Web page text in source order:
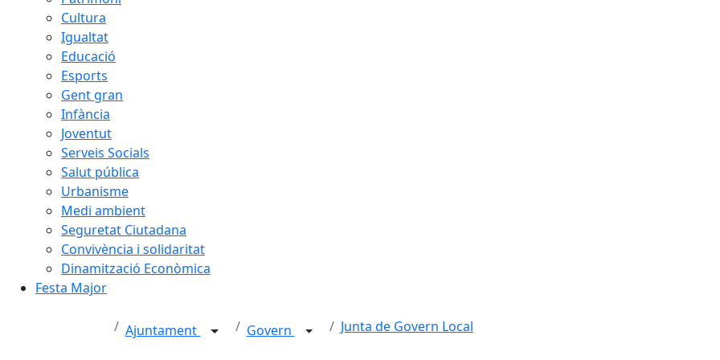
Cultura
Igualtat
Educació
Esports
Gent gran
Infància
Joventut
Serveis Socials
Salut pública
Urbanisme
Medi ambient
Seguretat Ciutadana
Convivència i solidaritat
Dinamització Econòmica
Festa Major
Ajuntament Govern Junta de Govern Local